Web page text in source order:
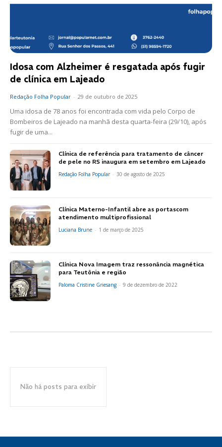
Idosa com Alzheimer é resgatada após fugir
de clínica em Lajeado
Redação Folha Popular - 29 de outubro de 2025
Uma idosa de 78 anos foi encontrada com vida pelo Corpo de
Bombeiros de Lajeado na manhã desta quarta-feira (29/10), após
fugir de uma...
Clínica de referência para tratamento de câncer
de pele no RS inaugura em setembro em Lajeado
Redação Folha Popular - 30 de agosto de 2025
Clínica Materno-Infantil abre as portascom
atendimento multiprofissional
Luciana Brune - 1 de março de 2025
Clínica Nova Imagem traz ressonância magnética
para Teutônia e região
Paloma Cristine Griesang - 9 de dezembro de 2022
Não há posts para exibir